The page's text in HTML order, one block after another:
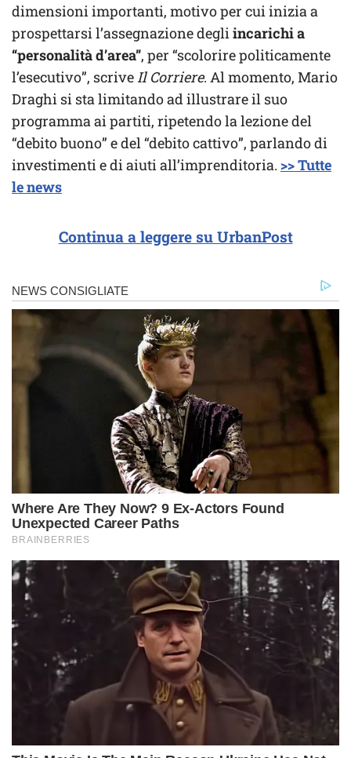
dimensioni importanti, motivo per cui inizia a
prospettarsi l’assegnazione degliincarichi a
“personalità d’area”, per “scolorire politicamente
l’esecutivo”, scriveIl Corriere. Al momento, Mario
Draghi si sta limitando ad illustrare il suo
programma ai partiti, ripetendo la lezione del
“debito buono” e del “debito cattivo”, parlando di
investimenti e di aiuti all’imprenditoria. >> Tutte
le news
Continua a leggere su UrbanPost